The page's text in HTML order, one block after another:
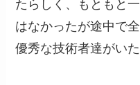
たらしく、もともと
はなかったが途中で
優秀な技術者達がいた